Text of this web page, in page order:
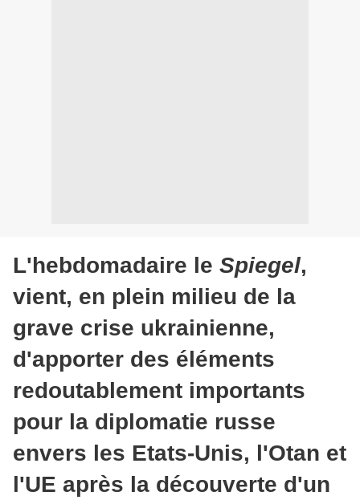
L'hebdomadaire le Spiegel,
vient, en plein milieu de la
grave crise ukrainienne,
d'apporter des éléments
redoutablement importants
pour la diplomatie russe
envers les Etats-Unis, l'Otan et
l'UE après la découverte d'un